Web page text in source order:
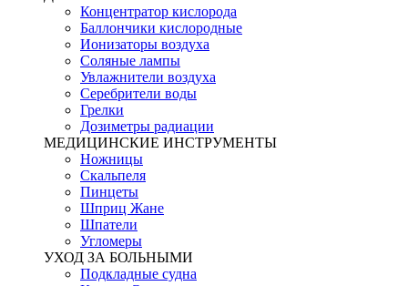
Концентратор кислорода
Баллончики кислородные
Ионизаторы воздуха
Соляные лампы
Увлажнители воздуха
Серебрители воды
Грелки
Дозиметры радиации
МЕДИЦИНСКИЕ ИНСТРУМЕНТЫ
Ножницы
Скальпеля
Пинцеты
Шприц Жане
Шпатели
Угломеры
УХОД ЗА БОЛЬНЫМИ
Подкладные судна